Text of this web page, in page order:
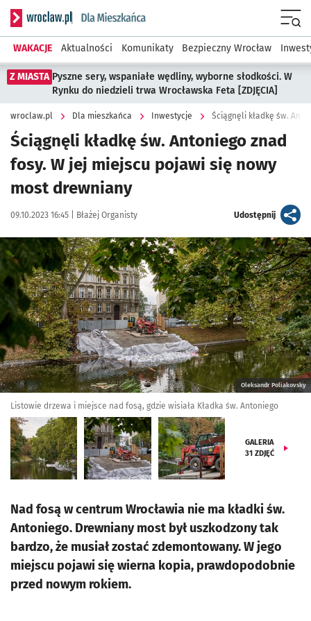
Serwis informacyjny wroclaw.pl podserwis: Dla mieszkańca
WAKACJE Aktualności Komunikaty Bezpieczny Wrocław
Z MIASTA Pyszne sery, wspaniałe wędliny, wyborne słodkości. W
Rynku do niedzieli trwa Wrocławska Feta [ZDJĘCIA]
wroclaw.pl Dla mieszkańca Inwestycje
Ściągnęli kładkę św. Antoniego znad
fosy. W jej miejscu pojawi się nowy
most drewniany
Data publikacji:
09.10.2023 16:45 | Autor:
Błażej Organisty Udostępnijartykuł
Kliknij, aby zobaczyć galerię
Oleksandr Poliakovsky
Listowie drzewa i miejsce nad fosą, gdzie wisiała Kładka św. Antoniego
GALERIA
31 ZDJĘĆ
Nad fosą w centrum Wrocławia nie ma kładki św.
Antoniego. Drewniany most był uszkodzony tak
bardzo, że musiał zostać zdemontowany. W jego
miejscu pojawi się wierna kopia, prawdopodobnie
przed nowym rokiem.